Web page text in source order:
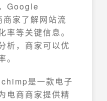
Google
家了解网站流
率等关键信息。
析，商家可以优
是一款电子
电商商家提供精